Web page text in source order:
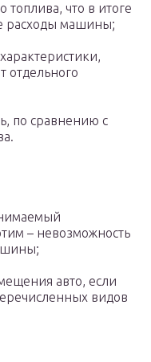
топлива, что в итоге
расходы машины;
отдельного
по сравнению с
– невозможность
авто, если
видов